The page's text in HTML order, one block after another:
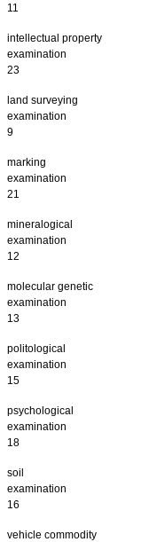
11
intellectual property
23
land surveying
9
marking
21
mineralogical
12
molecular genetic
13
politological
15
psychological
18
soil
16
vehicle commodity